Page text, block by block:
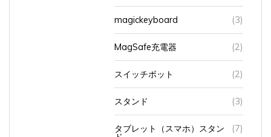
magickeyboard (3)
MagSafe充電器 (2)
スイッチボット (2)
スタンド (3)
タブレット（スマホ）スタン
ド
(7)